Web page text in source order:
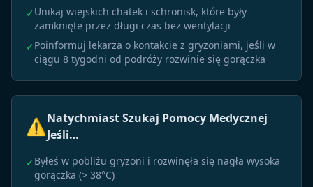
✓ Unikaj wiejskich chatek i schronisk, które były
zamknięte przez długi czas bez wentylacji
✓ Poinformuj lekarza o kontakcie z gryzoniami, jeśli w
ciągu 8 tygodni od podróży rozwinie się gorączka
⚠️Natychmiast Szukaj Pomocy Medycznej
Jeśli…
✓ Byłeś w pobliżu gryzoni i rozwinęła się nagła wysoka
gorączka (> 38°C)